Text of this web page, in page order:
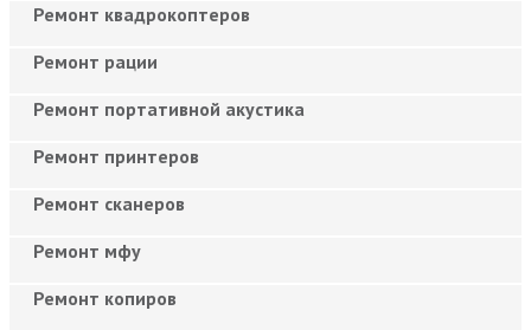
Ремонт квадрокоптеров
Ремонт рации
Ремонт портативной акустика
Ремонт принтеров
Ремонт сканеров
Ремонт мфу
Ремонт копиров